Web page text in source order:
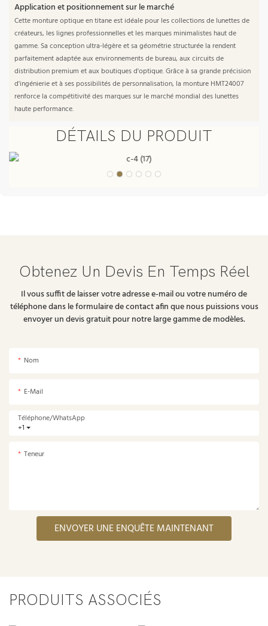
Application et positionnement sur le marché
Cette monture optique en titane est idéale pour les collections de lunettes de
créateurs, les lignes professionnelles et les marques minimalistes haut de
gamme. Sa conception ultra-légère et sa géométrie structurée la rendent
parfaitement adaptée aux environnements de bureau, aux circuits de
distribution premium et aux boutiques d'optique. Grâce à sa grande précision
d'ingénierie et à ses possibilités de personnalisation, la monture HMT24007
renforce la compétitivité des marques sur le marché mondial des lunettes
haute performance.
DÉTAILS DU PRODUIT
Obtenez Un Devis En Temps Réel
Il vous suffit de laisser votre adresse e-mail ou votre numéro de
téléphone dans le formulaire de contact afin que nous puissions vous
envoyer un devis gratuit pour notre large gamme de modèles.
Nom
E-Mail
+1
Téléphone/WhatsApp
Teneur
ENVOYER UNE ENQUÊTE MAINTENANT
PRODUITS ASSOCIÉS